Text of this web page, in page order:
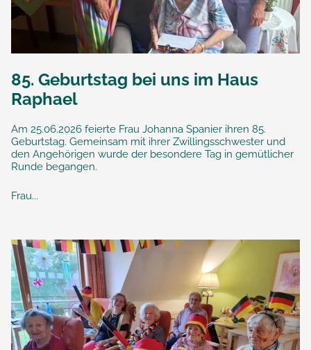
85. Geburtstag bei uns im Haus
Raphael
Am 25.06.2026 feierte Frau Johanna Spanier ihren 85.
Geburtstag. Gemeinsam mit ihrer Zwillingsschwester und
den Angehörigen wurde der besondere Tag in gemütlicher
Runde begangen.
Frau...